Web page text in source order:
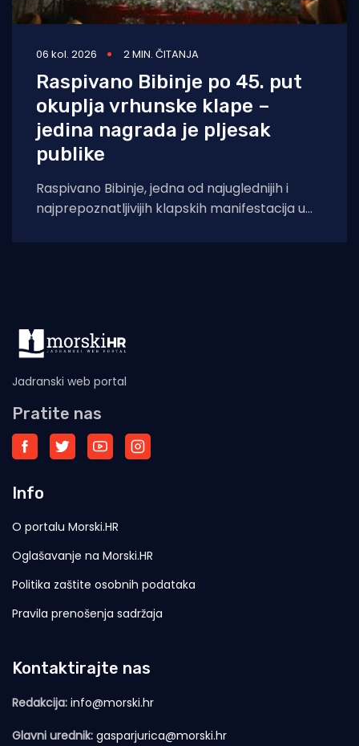
06 kol. 2026 2 MIN. ČITANJA
Raspivano Bibinje po 45. put
okuplja vrhunske klape –
jedina nagrada je pljesak
publike
Raspivano Bibinje, jedna od najuglednijih i
najprepoznatljivijih klapskih manifestacija u
Jadranski web portal
Pratite nas
Info
O portalu Morski.HR
Oglašavanje na Morski.HR
Politika zaštite osobnih podataka
Pravila prenošenja sadržaja
Kontaktirajte nas
Redakcija: info@morski.hr
Glavni urednik: gasparjurica@morski.hr